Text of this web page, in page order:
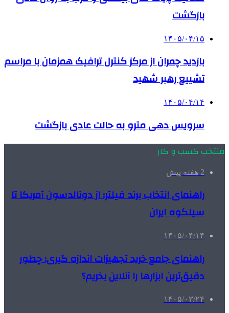
بازگشت
۱۴۰۵/۰۴/۱۵
بازدید چمران از مرکز کنترل ترافیک همزمان با مراسم
تشییع رهبر شهید
۱۴۰۵/۰۴/۱۴
سرویس دهی مترو به حالت عادی بازگشت
منتخب کسب و کار
2 هفته پیش
راهنمای انتخاب برند فیلتر؛ از دونالدسون آمریکا تا
سیلکوه ایران
۱۴۰۵/۰۴/۱۴
راهنمای جامع خرید تجهیزات اندازه گیری؛ چطور
دقیق‌ترین ابزارها را آنلاین بخریم؟
۱۴۰۵/۰۳/۲۴